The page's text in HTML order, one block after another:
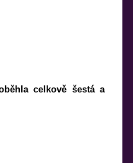
celkově šestá a